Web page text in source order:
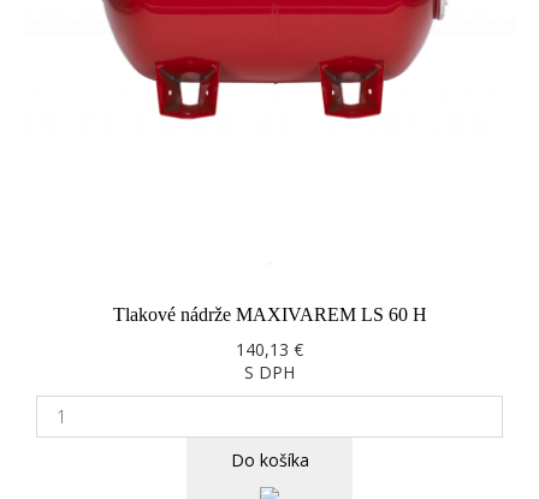
Tlakové nádrže MAXIVAREM LS 60 H
140,13 €
S DPH
Do košíka